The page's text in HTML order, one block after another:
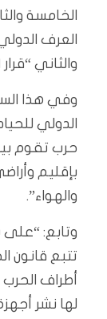
والثاني “قرار 2231 لمجلس الأمن الدولي”.
وفي هذا
الدولي
حرب تقوم
بإقليم
والهواء”.
وتابع: “على
تتبع قانون
أطراف
لها نشر